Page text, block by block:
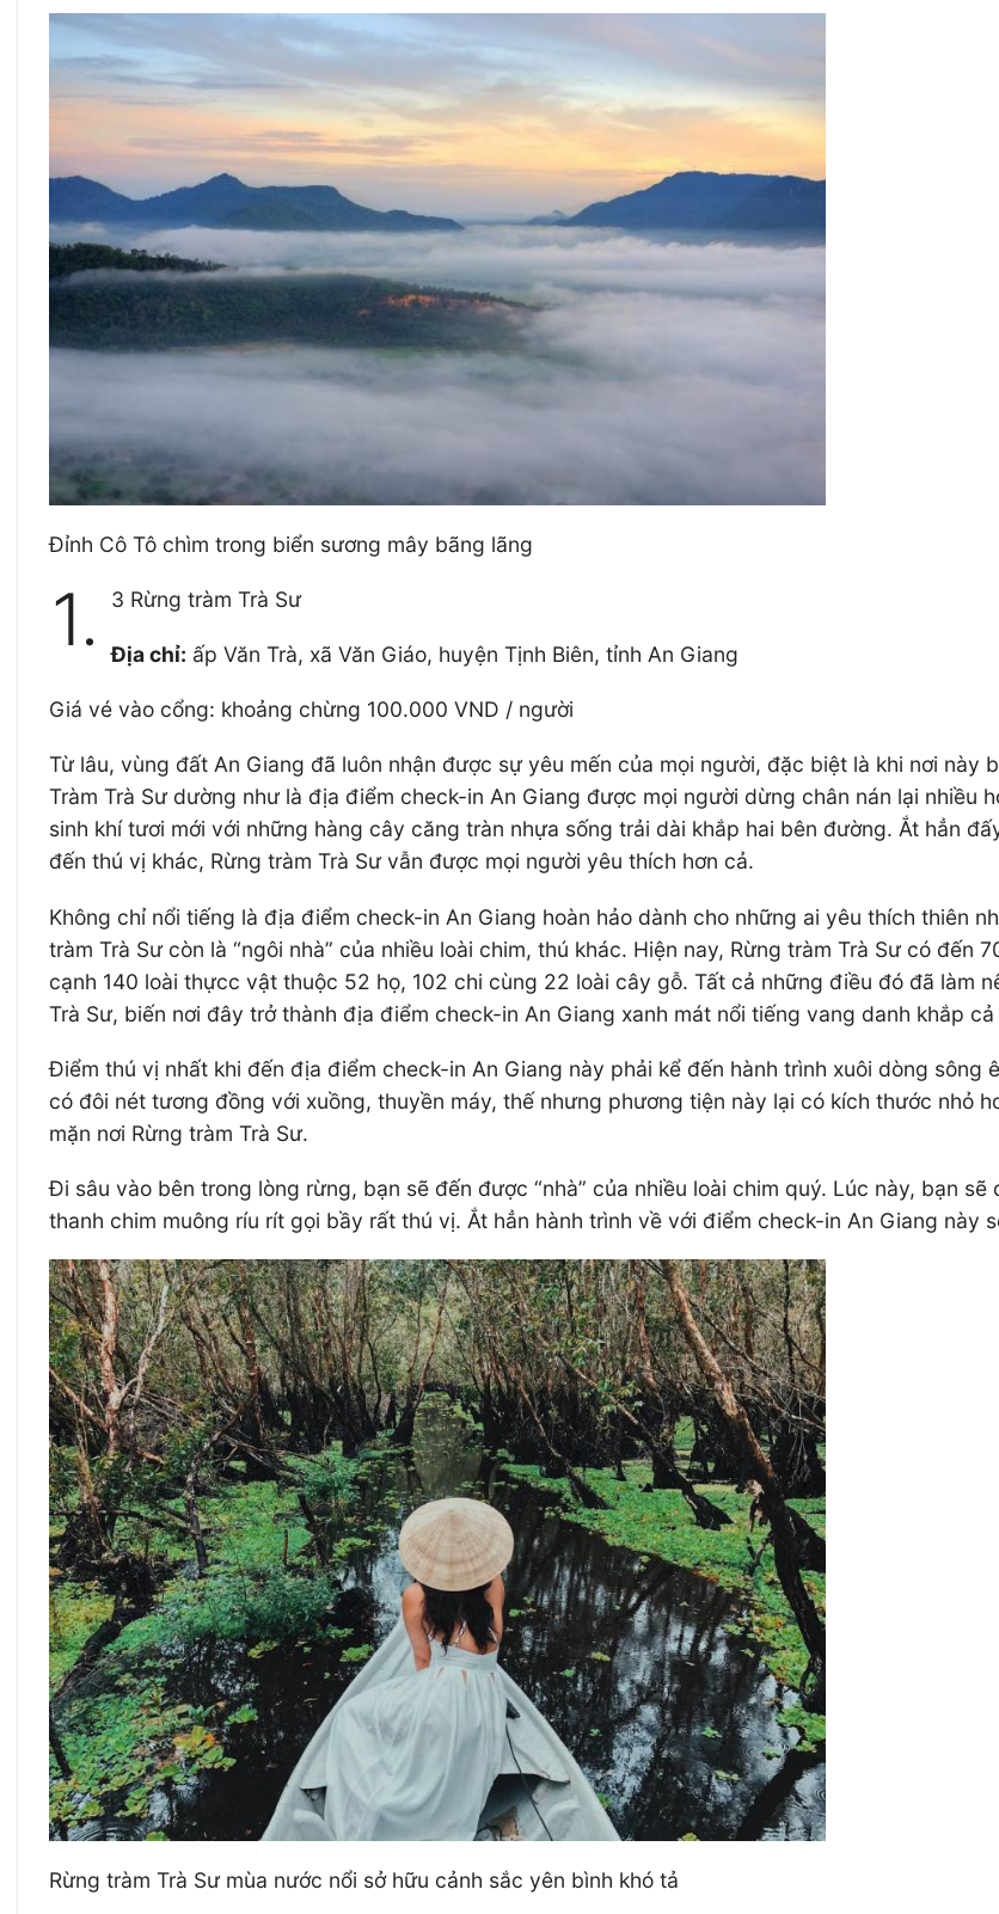
Đỉnh Cô Tô chìm trong biển sương mây bãng lãng
1. 3 Rừng tràm Trà Sư
Địa chỉ: ấp Văn Trà, xã Văn Giáo, huyện Tịnh Biên, tỉnh An Giang
Giá vé vào cổng: khoảng chừng 100.000 VND / người
Từ lâu, vùng đất An Giang đã luôn nhận được sự yêu mến của mọi người, đặc biệt là khi nơi này
Tràm Trà Sư dường như là địa điểm check-in An Giang được mọi người dừng chân nán lại nhiều
sinh khí tươi mới với những hàng cây căng tràn nhựa sống trải dài khắp hai bên đường. Ắt hẳn
đến thú vị khác, Rừng tràm Trà Sư vẫn được mọi người yêu thích hơn cả.
Không chỉ nổi tiếng là địa điểm check-in An Giang hoàn hảo dành cho những ai yêu thích thiên
tràm Trà Sư còn là “ngôi nhà” của nhiều loài chim, thú khác. Hiện nay, Rừng tràm Trà Sư có đến
cạnh 140 loài thựcc vật thuộc 52 họ, 102 chi cùng 22 loài cây gỗ. Tất cả những điều đó đã làm
Trà Sư, biến nơi đây trở thành địa điểm check-in An Giang xanh mát nổi tiếng vang danh khắp
Điểm thú vị nhất khi đến địa điểm check-in An Giang này phải kể đến hành trình xuôi dòng
có đôi nét tương đồng với xuồng, thuyền máy, thế nhưng phương tiện này lại có kích thước nhỏ
mặn nơi Rừng tràm Trà Sư.
Đi sâu vào bên trong lòng rừng, bạn sẽ đến được “nhà” của nhiều loài chim quý. Lúc này, bạn
thanh chim muông ríu rít gọi bầy rất thú vị. Ắt hẳn hành trình về với điểm check-in An Giang này
Rừng tràm Trà Sư mùa nước nổi sở hữu cảnh sắc yên bình khó tả